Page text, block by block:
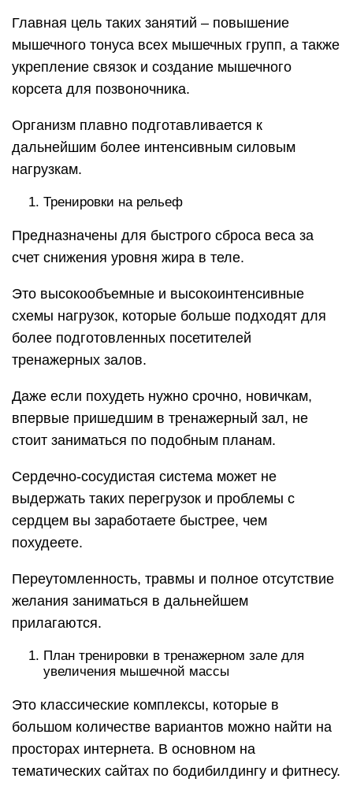
Главная цель таких занятий – повышение
мышечного тонуса всех мышечных групп, а также
укрепление связок и создание мышечного
корсета для позвоночника.
Организм плавно подготавливается к
дальнейшим более интенсивным силовым
нагрузкам.
Тренировки на рельеф
Предназначены для быстрого сброса веса за
счет снижения уровня жира в теле.
Это высокообъемные и высокоинтенсивные
схемы нагрузок, которые больше подходят для
более подготовленных посетителей
тренажерных залов.
Даже если похудеть нужно срочно, новичкам,
впервые пришедшим в тренажерный зал, не
стоит заниматься по подобным планам.
Сердечно-сосудистая система может не
выдержать таких перегрузок и проблемы с
сердцем вы заработаете быстрее, чем
похудеете.
Переутомленность, травмы и полное отсутствие
желания заниматься в дальнейшем
прилагаются.
План тренировки в тренажерном зале для
увеличения мышечной массы
Это классические комплексы, которые в
большом количестве вариантов можно найти на
просторах интернета. В основном на
тематических сайтах по бодибилдингу и фитнесу.